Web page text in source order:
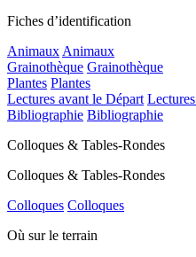
Fiches d’identification
AnimauxAnimaux
Grainothèque Grainothèque
Plantes Plantes
Lectures avant le Départ
Bibliographie Bibliographie
Colloques & Tables-Rondes
Colloques & Tables-Rondes
Colloques Colloques
Où sur le terrain